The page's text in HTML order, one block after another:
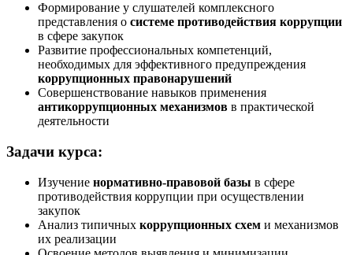
Формирование у слушателей комплексного
представления о системе противодействия коррупции
в сфере закупок
Развитие профессиональных компетенций,
необходимых для эффективного предупреждения
коррупционных правонарушений
Совершенствование навыков применения
антикоррупционных механизмов в практической
деятельности
Задачи курса:
Изучение нормативно-правовой базы в сфере
противодействия коррупции при осуществлении
закупок
Анализ типичных коррупционных схем и механизмов
их реализации